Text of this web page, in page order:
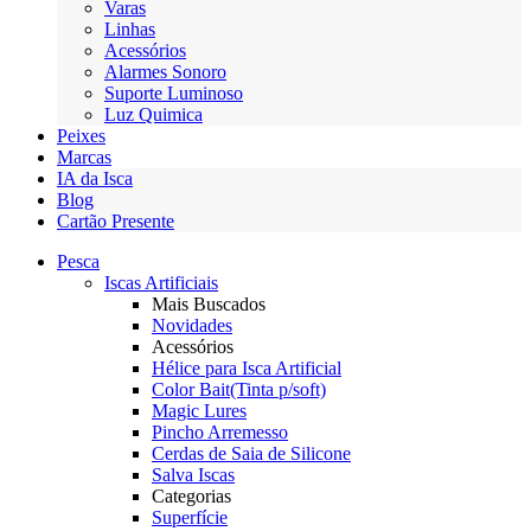
Varas
Linhas
Acessórios
Alarmes Sonoro
Suporte Luminoso
Luz Quimica
Peixes
Marcas
IA da Isca
Blog
Cartão Presente
Pesca
Iscas Artificiais
Mais Buscados
Novidades
Acessórios
Hélice para Isca Artificial
Color Bait(Tinta p/soft)
Magic Lures
Pincho Arremesso
Cerdas de Saia de Silicone
Salva Iscas
Categorias
Superfície